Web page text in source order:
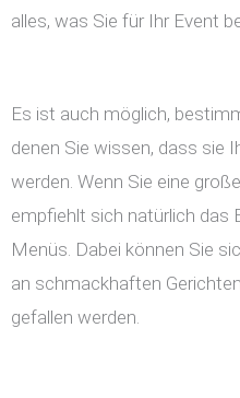
alles, was Sie für Ihr Event
Es ist auch möglich,
denen Sie wissen, dass sie
werden. Wenn Sie eine
empfiehlt sich natürlich das
Menüs. Dabei können Sie
an schmackhaften
gefallen werden.